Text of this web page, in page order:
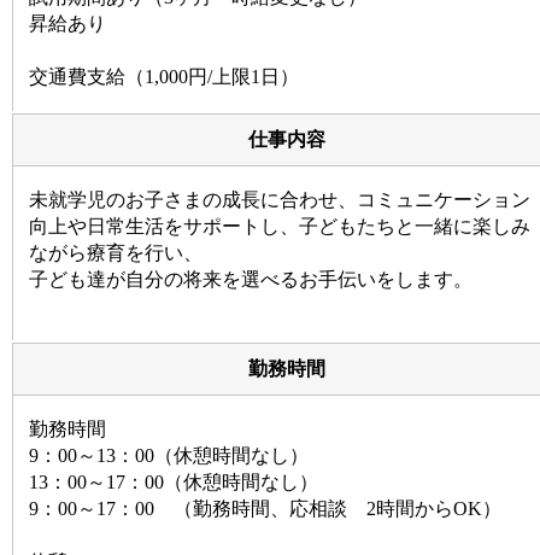
昇給あり
交通費支給（1,000円/上限1日）
仕事内容
未就学児のお子さまの成長に合わせ、コミュニケーション
向上や日常生活をサポートし、子どもたちと一緒に楽しみ
ながら療育を行い、
子ども達が自分の将来を選べるお手伝いをします。
勤務時間
勤務時間
9：00～13：00（休憩時間なし）
13：00～17：00（休憩時間なし）
9：00～17：00 （勤務時間、応相談 2時間からOK）